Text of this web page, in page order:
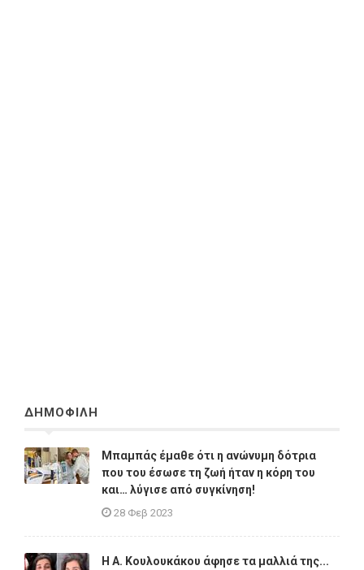
ΔΗΜΟΦΙΛΗ
Μπαμπάς έμαθε ότι η ανώνυμη δότρια
που του έσωσε τη ζωή ήταν η κόρη του
και… λύγισε από συγκίνηση!
28 Φεβ 2023
Η A. Κουλουκάκου άφησε τα μαλλιά της...